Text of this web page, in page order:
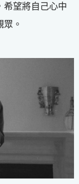
希望將自己心中
。